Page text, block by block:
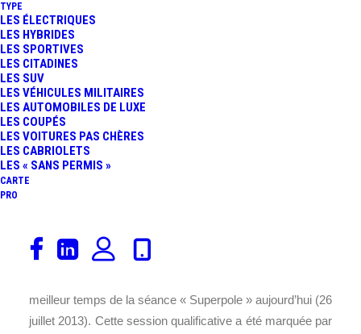
TYPE
LES ÉLECTRIQUES
LES HYBRIDES
LES SPORTIVES
LES CITADINES
LES SUV
LES VÉHICULES MILITAIRES
LES AUTOMOBILES DE LUXE
LES COUPÉS
LES VOITURES PAS CHÈRES
LES CABRIOLETS
LES « SANS PERMIS »
CARTE
PRO
L’Aston Martin V12 Vantage
teamBeechdean
s’élancera en pole position des 24
meilleur temps de la séance « Superpole » aujourd’hui (26
juillet 2013). Cette session qualificative a été marquée par